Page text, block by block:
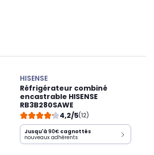
HISENSE
Réfrigérateur combiné
encastrable HISENSE
RB3B280SAWE
4,2/5(12)
Jusqu'à 90€ cagnottés
nouveaux adhérents